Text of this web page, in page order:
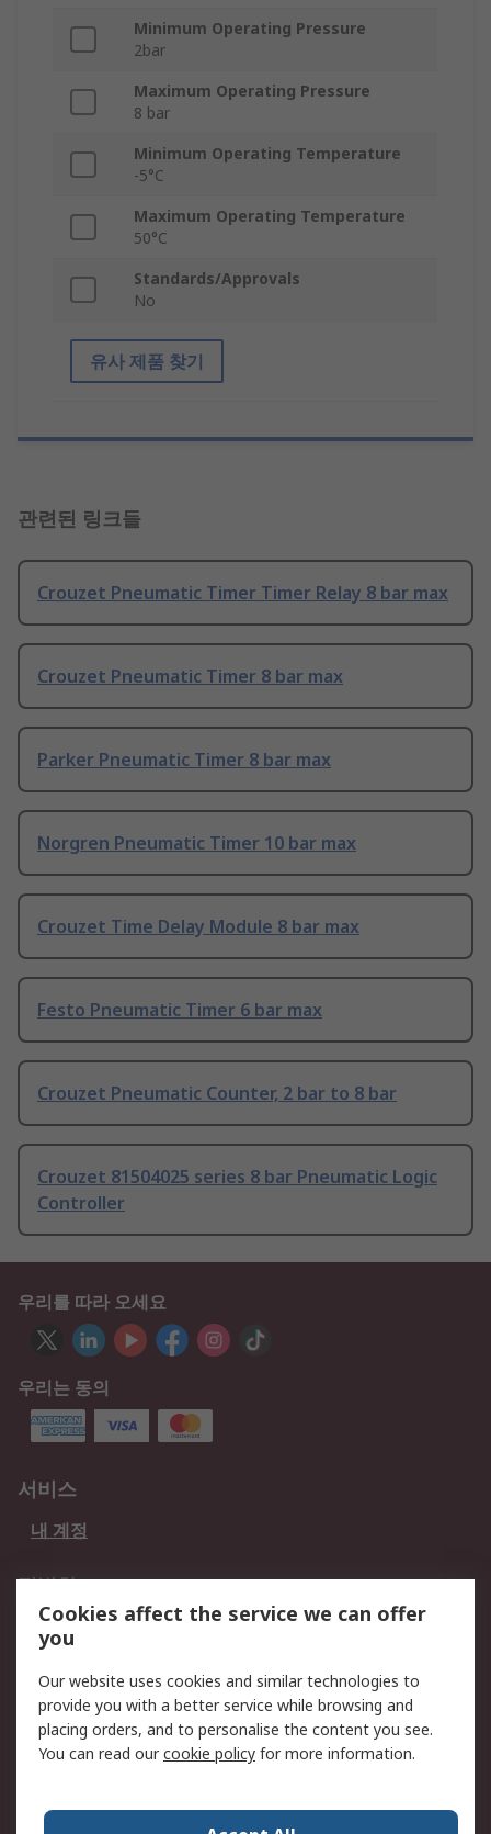
Minimum Operating Pressure
2bar
Maximum Operating Pressure
8 bar
Minimum Operating Temperature
-5°C
Maximum Operating Temperature
50°C
Standards/Approvals
No
유사 제품 찾기
관련된 링크들
Crouzet Pneumatic Timer Timer Relay 8 bar max
Crouzet Pneumatic Timer 8 bar max
Parker Pneumatic Timer 8 bar max
Norgren Pneumatic Timer 10 bar max
Crouzet Time Delay Module 8 bar max
Festo Pneumatic Timer 6 bar max
Crouzet Pneumatic Counter, 2 bar to 8 bar
Crouzet 81504025 series 8 bar Pneumatic Logic
Controller
우리를 따라 오세요
우리는 동의
서비스
내 계정
적법한
개인 정보 보호 정책
데이터 보호
웹사이트 사용 약관
회사 소개
RS 계좌 정보
그룹사 RS Group에 대해
한국외 지역
회사 소개
Cookies affect the service we can offer
you
Our website uses cookies and similar technologies to
provide you with a better service while browsing and
placing orders, and to personalise the content you see.
You can read ourcookie policy for more information.